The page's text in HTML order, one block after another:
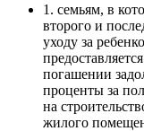
1. семьям, в
второго и
уходу за
погашении
проценты за
на
жилого